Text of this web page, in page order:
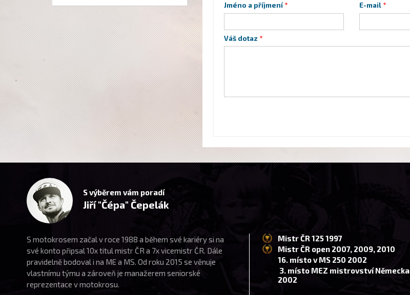
Jméno a příjmení E-mail
Váš dotaz
S výběrem vám poradí
Jiří "Čépa" Čepelák
S motokrosem začal v roce 1988 a během své kariéry si na
své konto připsal 10x titul mistr ČR a 7x vicemistr ČR. Dále
pravidelně bodoval i na ME a MS. Od roku 2015 se věnuje
vlastnímu týmu a zároveň je manažerem seniorské
reprezentace v motokrosu.
Mistr ČR 125 1997
Mistr ČR open 2007, 2009, 2010
16. místo v MS 250 2002
3. místo MEZ mistrovství Německa
2002